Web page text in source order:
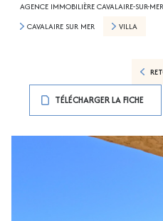
AGENCE IMMOBILIÈRE CAVALAIRE-SUR-MER
CAVALAIRE SUR MER
VILLA
TÉLÉCHARGER LA FICHE